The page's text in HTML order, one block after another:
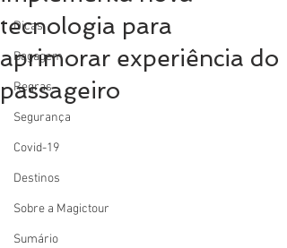
Dicas
Bagagem
Regras
Segurança
Covid-19
Destinos
Sobre a Magictour
Sumário
tecnologia para
aprimorar experiência do
passageiro